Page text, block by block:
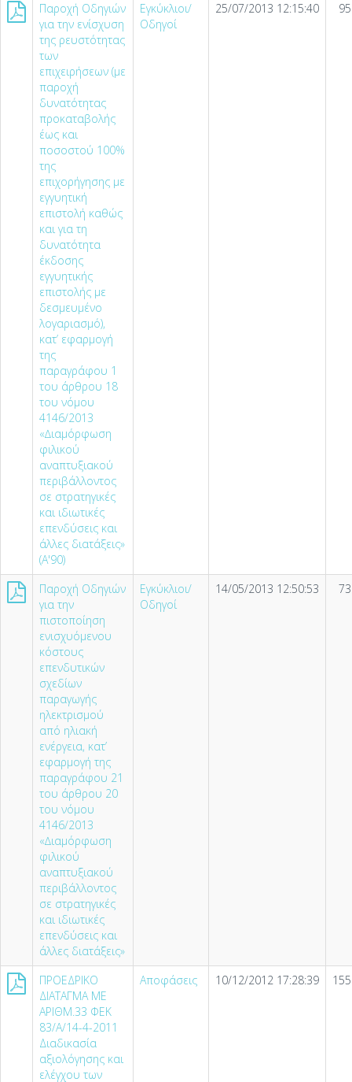
Παροχή Οδηγιών
για την ενίσχυση
της ρευστότητας
των
επιχειρήσεων (µε
παροχή
δυνατότητας
προκαταβολής
έως και
ποσοστού 100%
της
επιχορήγησης µε
εγγυητική
επιστολή καθώς
και για τη
δυνατότητα
έκδοσης
εγγυητικής
επιστολής µε
δεσµευµένο
λογαριασµό),
κατ’ εφαρµογή
της
παραγράφου 1
του άρθρου 18
του νόµου
4146/2013
«∆ιαµόρφωση
φιλικού
αναπτυξιακού
περιβάλλοντος
σε στρατηγικές
και ιδιωτικές
επενδύσεις και
άλλες διατάξεις»
(Α'90)
Εγκύκλιοι/
Οδηγοί
25/07/2013 12:15:40
Παροχή Οδηγιών
για την
πιστοποίηση
ενισχυόµενου
κόστους
επενδυτικών
σχεδίων
παραγωγής
ηλεκτρισµού
από ηλιακή
ενέργεια, κατ’
εφαρµογή της
παραγράφου 21
του άρθρου 20
του νόµου
4146/2013
«∆ιαµόρφωση
φιλικού
αναπτυξιακού
περιβάλλοντος
σε στρατηγικές
και ιδιωτικές
επενδύσεις και
άλλες διατάξεις»
Εγκύκλιοι/
Οδηγοί
14/05/2013 12:50:53
ΠΡΟΕΔΡΙΚΟ
ΔΙΑΤΑΓΜΑ ΜΕ
ΑΡΙΘΜ.33 ΦΕΚ
83/Α/14-4-2011
Διαδικασία
αξιολόγησης και
ελέγχου των
Αποφάσεις 10/12/2012 17:28:39